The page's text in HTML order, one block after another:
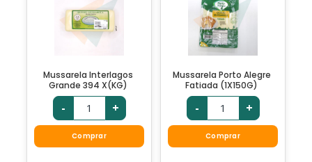
Mussarela Interlagos
Grande 394 X(KG)
- +
Comprar
Mussarela Porto Alegre
Fatiada (1X150G)
- +
Comprar